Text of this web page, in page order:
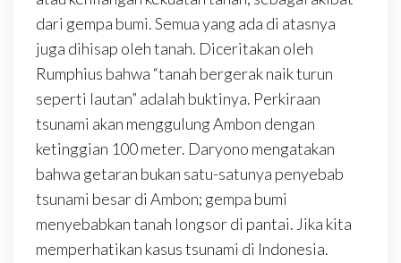
dari gempa bumi. Semua yang ada di atasnya
juga dihisap oleh tanah. Diceritakan oleh
Rumphius bahwa “tanah bergerak naik turun
seperti lautan” adalah buktinya. Perkiraan
tsunami akan menggulung Ambon dengan
ketinggian 100 meter. Daryono mengatakan
bahwa getaran bukan satu-satunya penyebab
tsunami besar di Ambon; gempa bumi
menyebabkan tanah longsor di pantai. Jika kita
memperhatikan kasus tsunami di Indonesia.